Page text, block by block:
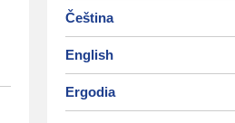
Čeština
English
Ergodia